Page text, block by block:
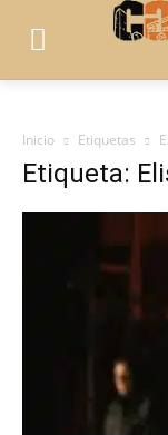
Inicio Etiquetas
Etiqueta: